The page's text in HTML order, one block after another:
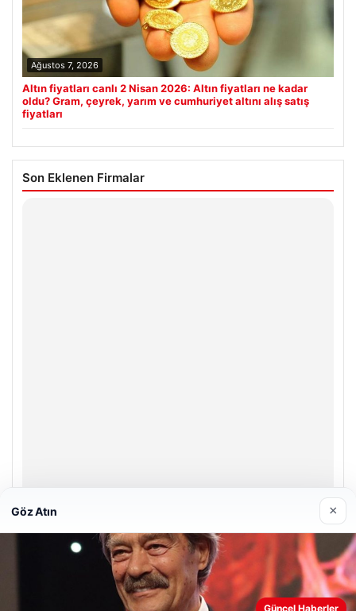
Ağustos 7, 2026
Altın fiyatları canlı 2 Nisan 2026: Altın fiyatları ne kadar
oldu? Gram, çeyrek, yarım ve cumhuriyet altını alış satış
fiyatları
Son Eklenen Firmalar
Nisan 29, 2026
Web sitemizi nasıl kullandığınızı daha iyi anlayabilmek,
deneyiminizi kişiselleştirmek ve geliştirmek amacıyla çerezler
Göz Atın ×
Güncel Haberler